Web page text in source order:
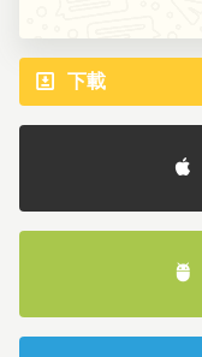
下載